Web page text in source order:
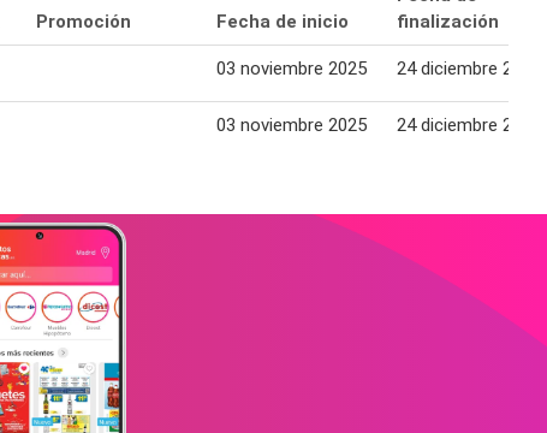
Promoción Fecha de inicio
finalización
03 noviembre 2025 24 diciembre 2025
03 noviembre 2025 24 diciembre 2025